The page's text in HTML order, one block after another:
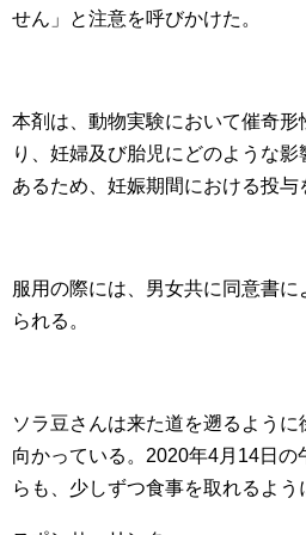
せん」と注意を呼びかけた。
本剤は、動物実験において催奇形
り、妊婦及び胎児にどのような
あるため、妊娠期間における投与
服用の際には、男女共に同意書
られる。
ソラ豆さんは来た道を遡るよう
向かっている。2020年4月14日の
らも、少しずつ食事を取れるよう